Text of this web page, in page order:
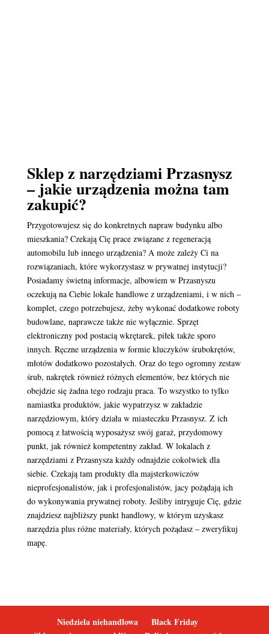
Sklep z narzędziami Przasnysz
– jakie urządzenia można tam
zakupić?
Przygotowujesz się do konkretnych napraw budynku albo
mieszkania? Czekają Cię prace związane z regeneracją
automobilu lub innego urządzenia? A może zależy Ci na
rozwiązaniach, które wykorzystasz w prywatnej instytucji?
Posiadamy świetną informacje, albowiem w Przasnyszu
oczekują na Ciebie lokale handlowe z urządzeniami, i w nich –
komplet, czego potrzebujesz, żeby wykonać dodatkowe roboty
budowlane, naprawcze także nie wyłącznie. Sprzęt
elektroniczny pod postacią wkrętarek, piłek także sporo
innych. Ręczne urządzenia w formie kluczyków śrubokrętów,
młotów dodatkowo pozostałych. Oraz do tego ogromny zestaw
śrub, nakrętek również różnych elementów, bez których nie
obejdzie się żadna tego rodzaju praca. To wszystko to tylko
namiastka produktów, jakie wypatrzysz w zakładzie
narzędziowym, który działa w miasteczku Przasnysz. Z ich
pomocą z łatwością wyposażysz swój garaż, przydomowy
punkt, jak również kompetentny zakład. W lokalach z
narzędziami z Przasnysza każdy odnajdzie cokolwiek dla
siebie. Czekają tam produkty dla majsterkowiczów
nieprofesjonalistów, jak i profesjonalistów, jacy pożądają ich
do wykonywania prywatnej roboty. Jeśliby intryguje Cię, gdzie
znajdziesz najbliższy punkt handlowy, w którym uzyskasz
narzędzia plus różne materiały, których pożądasz – zweryfikuj
mapę.
Niedziela niehandlowa
Black Friday